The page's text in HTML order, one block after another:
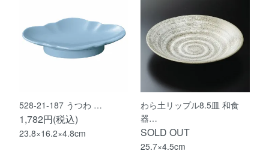
528-21-187 うつわ …
1,782円(税込)
23.8×16.2×4.8cm
わら土リップル8.5皿 和食
器…
SOLD OUT
25.7×4.5cm